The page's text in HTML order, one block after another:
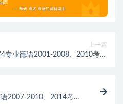
上一篇
专业德语2001-2008、2010考研
2007-2010、2014考研